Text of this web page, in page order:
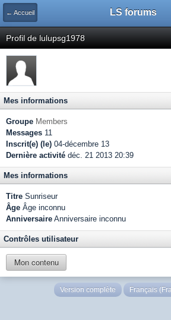
← Accueil LS forums
Profil de lulupsg1978
Mes informations
Groupe Members
Messages 11
Inscrit(e) (le) 04-décembre 13
Dernière activité déc. 21 2013 20:39
Mes informations
Titre Sunriseur
Âge Âge inconnu
Anniversaire Anniversaire inconnu
Contrôles utilisateur
Mon contenu
Version complète Français